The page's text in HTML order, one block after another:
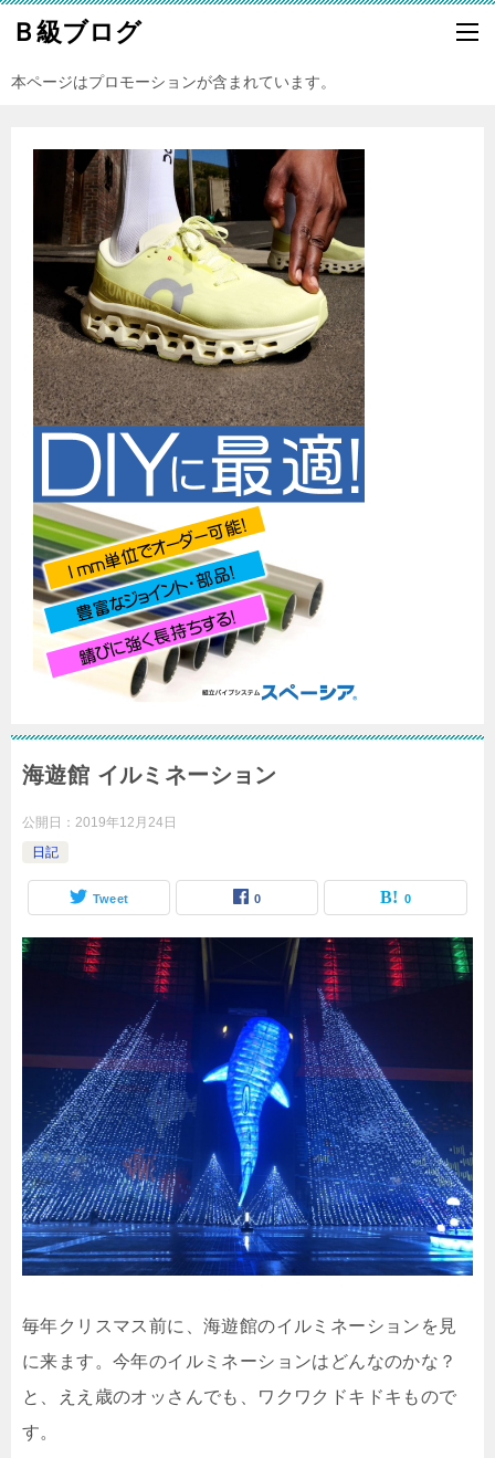
Ｂ級ブログ
本ページはプロモーションが含まれています。
海遊館 イルミネーション
公開日： 2019年12月24日
日記
Tweet 0 0
毎年クリスマス前に、海遊館のイルミネーションを見
に来ます。今年のイルミネーションはどんなのかな？
と、ええ歳のオッさんでも、ワクワクドキドキもので
す。